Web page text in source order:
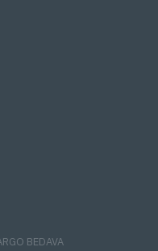
BEDAVA